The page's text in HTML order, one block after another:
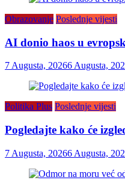
Obrazovanje Poslednje vijesti
AI donio haos u
7 Augusta, 20266 Augusta,
Politika Plus Poslednje vijesti
Pogledajte kako će
7 Augusta, 20266 Augusta,